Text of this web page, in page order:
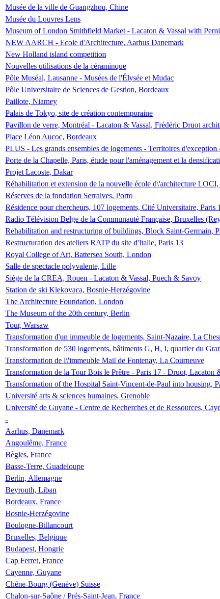
Musée de la ville de Guangzhou, Chine
Musée du Louvres Lens
Museum of London Smithfield Market - Lacaton & Vassal with
NEW AARCH - Ecole d'Architecture, Aarhus Danemark
New Holland island competition
Nouvelles utilisations de la céraminque
Pôle Muséal, Lausanne - Musées de l'Élysée et Mudac
Pôle Universitaire de Sciences de Gestion, Bordeaux
Paillote, Niamey
Palais de Tokyo, site de création contemporaine
Pavillon de verre, Montréal - Lacaton & Vassal, Frédéric Druot
Place Léon Aucoc, Bordeaux
PLUS - Les grands ensembles de logements - Territoires
Porte de la Chapelle, Paris, étude pour l'aménagement et la
Projet Lacoste, Dakar
Réhabilitation et extension de la nouvelle école d\'architecture
Réserves de la fondation Serralves, Porto
Résidence pour chercheurs, 107 logements, Cité Universitaire, Paris
Radio Télévision Belge de la Communauté Française, Bruxelles
Rehabilitation and restructuring of buildings, Block Saint-Germain,
Restructuration des ateliers RATP du site d'Italie, Paris 13
Royal College of Art, Battersea South, London
Salle de spectacle polyvalente, Lille
Siège de la CREA, Rouen - Lacaton & Vassal, Puech & Savoy
Station de ski Klekovaca, Bosnie-Herzégovine
The Architecture Foundation, London
The Museum of the 20th century, Berlin
Tour, Warsaw
Transformation d'un immeuble de logements, Saint-Nazaire, La
Transformation de 530 logements, bâtiments G, H, I, quartier du
Transformation de l\'immeuble Mail de Fontenay, La Courneuve
Transformation de la Tour Bois le Prêtre - Paris 17 - Druot, Lacaton
Transformation of the Hospital Saint-Vincent-de-Paul into housing,
Université arts & sciences humaines, Grenoble
Université de Guyane - Centre de Recherches et de Ressources,
-
Aarhus, Danemark
Angoulême, France
Bègles, France
Basse-Terre, Guadeloupe
Berlin, Allemagne
Beyrouth, Liban
Bordeaux, France
Bosnie-Herzégovine
Boulogne-Billancourt
Bruxelles, Belgique
Budapest, Hongrie
Cap Ferret, France
Cayenne, Guyane
Chêne-Bourg (Genève) Suisse
Chalon-sur-Saône / Prés-Saint-Jean, France